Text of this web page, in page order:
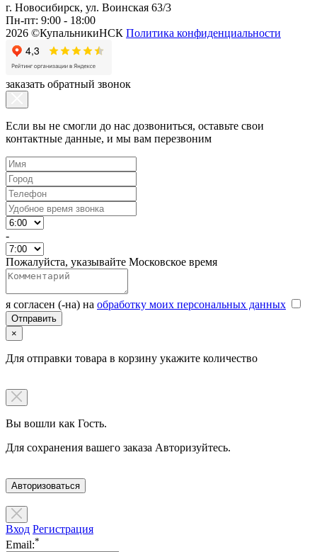
г. Новосибирск, ул. Воинская 63/3
Пн-пт: 9:00 - 18:00
2026 ©КупальникиНСК Политика конфиденциальности
заказать обратный звонок
Если вы не смогли до нас дозвониться, оставьте свои
контактные данные, и мы вам перезвоним
-
Пожалуйста, указывайте Московское время
я согласен (-на) на обработку моих персональных данных
×
Для отправки товара в корзину укажите количество
Вы вошли как Гость.
Для сохранения вашего заказа Авторизуйтесь.
Авторизоваться
Вход Регистрация
Email:*